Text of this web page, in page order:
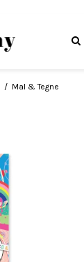
/ Mal & Tegne